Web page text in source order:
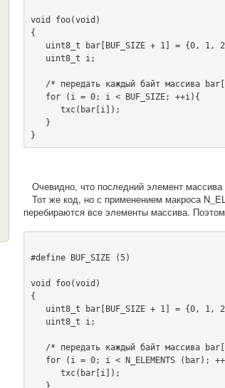
void foo(void)
{
uint8_t bar[BUF_SIZE + 1] = {0, 1,
uint8_t i;
/* передать каждый байт массива
for (i = 0; i < BUF_SIZE; ++i){
txc(bar[i]);
}
}
Очевидно, что последний элемент массива
Тот же код, но с применением макроса
перебираются все элементы массива.
#define BUF_SIZE (5)
void foo(void)
{
uint8_t bar[BUF_SIZE + 1] = {0, 1,
uint8_t i;
/* передать каждый байт массива
for (i = 0; i < N_ELEMENTS (bar);
txc(bar[i]);
}